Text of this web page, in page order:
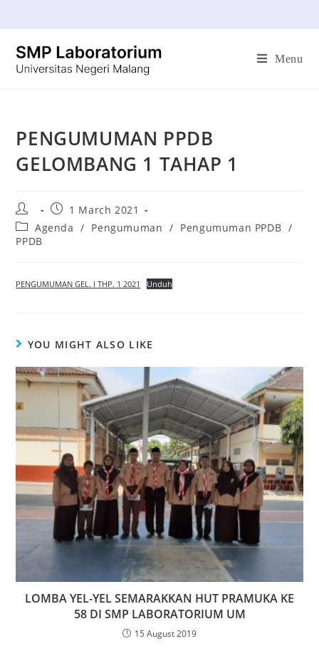
Menu
PENGUMUMAN PPDB
GELOMBANG 1 TAHAP 1
1 March 2021
Agenda / Pengumuman / Pengumuman PPDB /
PPDB
PENGUMUMAN GEL. I THP. 1 2021 Unduh
YOU MIGHT ALSO LIKE
LOMBA YEL-YEL SEMARAKKAN HUT PRAMUKA KE
58 DI SMP LABORATORIUM UM
15 August 2019